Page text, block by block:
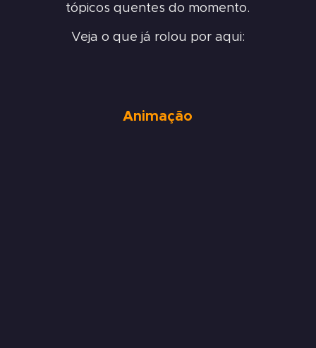
tópicos quentes do momento.
Veja o que já rolou por aqui:
Animação